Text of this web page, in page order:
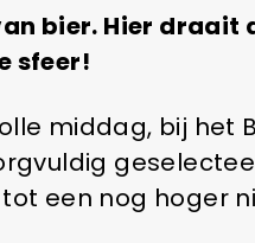
bier. Hier draait
sfeer!
middag, bij het
een nog hoger